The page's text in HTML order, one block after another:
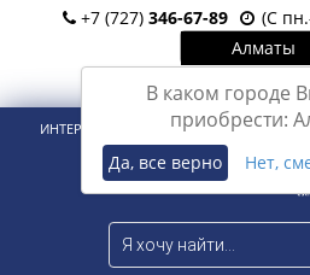
+7 (727) 346-67-89
(С
Алматы
В каком городе
приобрести:
Да, все верно Нет,
Вход
ИНТЕРНЕТ-МАГАЗИН ДЛЯ РОЗНИЧНЫХ